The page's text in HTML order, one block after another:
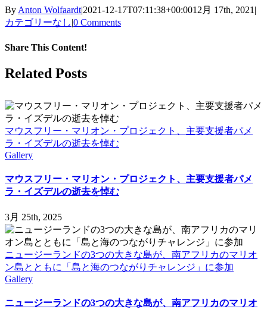
ByAnton Wolfaardt|2021-12-17T07:11:38+00:0012月 17th, 2021|
カテゴリーなし|0 Comments
Share This Content!
Facebook
X
LinkedIn
WhatsApp
Tumblr
Pinterest
Email
Related Posts
マウスフリー・マリオン・プロジェクト、主要支援者パメ
ラ・イズデルの逝去を悼む
Gallery
マウスフリー・マリオン・プロジェクト、主要支援者パメ
ラ・イズデルの逝去を悼む
3月 25th, 2025
ニュージーランドの3つの大きな島が、南アフリカのマリオ
ン島とともに「島と海のつながりチャレンジ」に参加
Gallery
ニュージーランドの3つの大きな島が、南アフリカのマリオ